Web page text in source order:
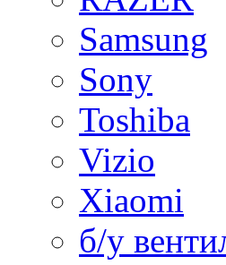
Samsung
Sony
Toshiba
Vizio
Xiaomi
б/у